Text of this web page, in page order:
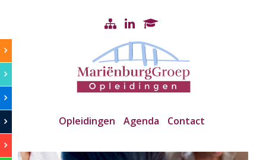
Opleidingen Agenda Contact